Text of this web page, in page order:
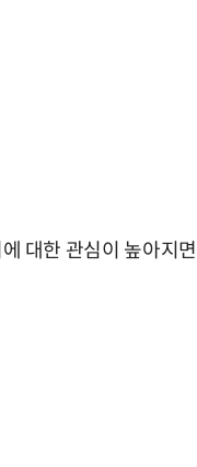
대한 관심이 높아지